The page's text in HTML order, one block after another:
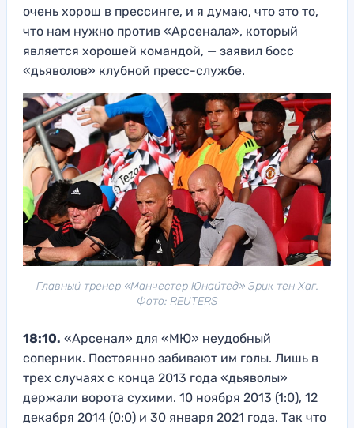
очень хорош в прессинге, и я думаю, что это то,
что нам нужно против «Арсенала», который
является хорошей командой, — заявил босс
«дьяволов» клубной пресс-службе.
Главный тренер «Манчестер Юнайтед» Эрик тен Хаг.
Фото: REUTERS
18:10. «Арсенал» для «МЮ» неудобный
соперник. Постоянно забивают им голы. Лишь в
трех случаях с конца 2013 года «дьяволы»
держали ворота сухими. 10 ноября 2013 (1:0), 12
декабря 2014 (0:0) и 30 января 2021 года. Так что